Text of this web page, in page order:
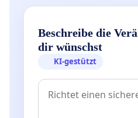
Beschreibe die
dir wünschst
KI-gestützt